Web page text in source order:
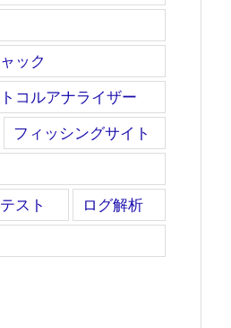
ック
コルアナライザー
フィッシングサイト
スト
ログ解析